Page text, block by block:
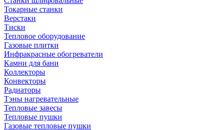
Токарные станки
Верстаки
Тиски
Тепловое оборудование
Газовые плитки
Инфракрасные обогреватели
Камни для бани
Коллекторы
Конвекторы
Радиаторы
Тэны нагревательные
Тепловые завесы
Тепловые пушки
Газовые тепловые пушки